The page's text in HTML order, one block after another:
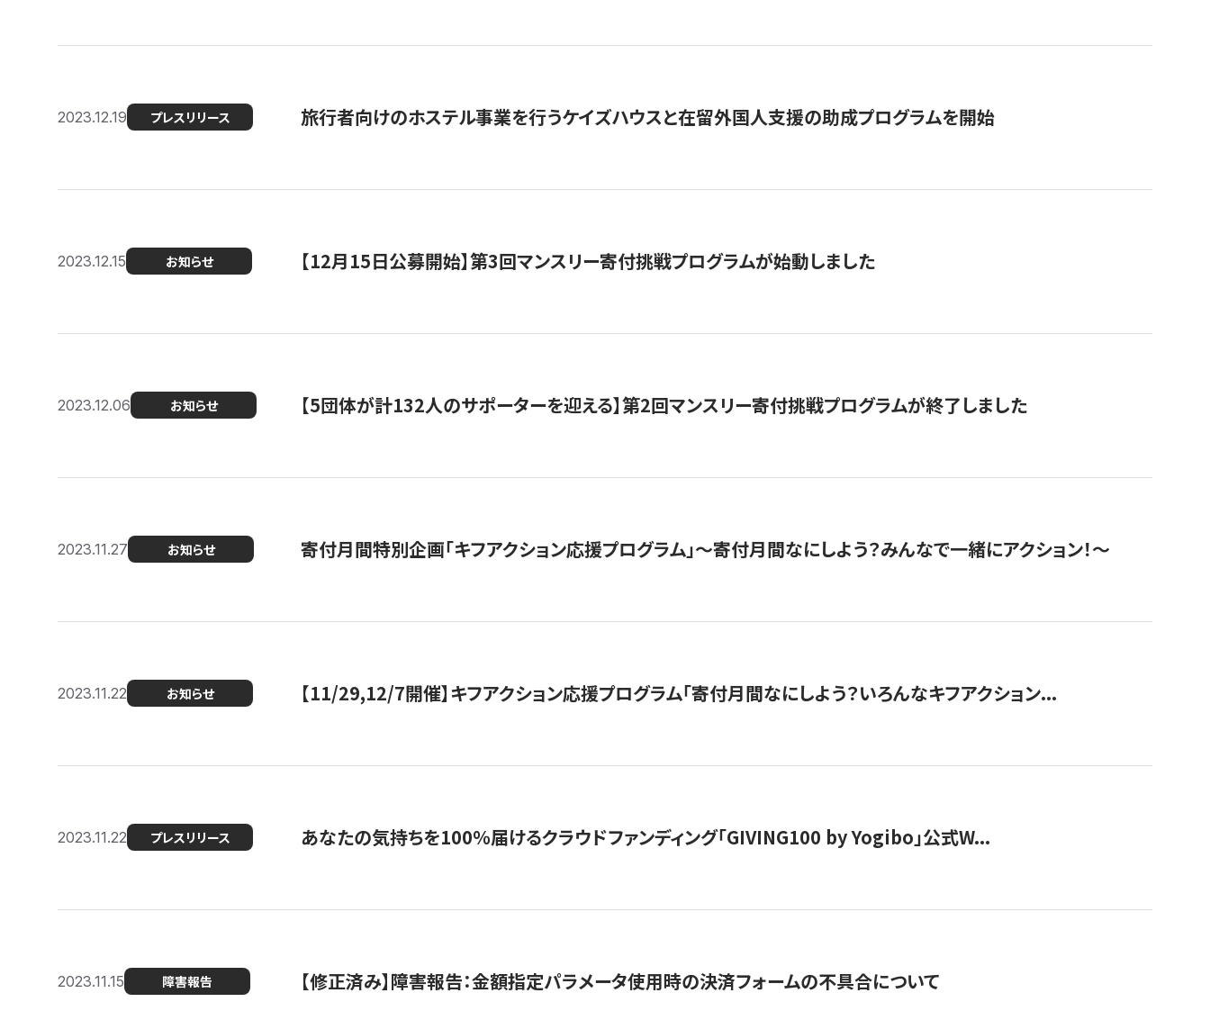
2023.12.19 プレスリリース 旅行者向けのホステル事業を行うケイズハウスと在留外国人支援の助成プログラムを開始
2023.12.15 お知らせ 【12月15日公募開始】第3回マンスリー寄付挑戦プログラムが始動しました
2023.12.06 お知らせ 【5団体が計132人のサポーターを迎える】第2回マンスリー寄付挑戦プログラムが終了しました
2023.11.27 お知らせ 寄付月間特別企画「キフアクション応援プログラム」〜寄付月間なにしよう？みんなで一緒にアクション！〜
2023.11.22 お知らせ 【11/29,12/7開催】キフアクション応援プログラム「寄付月間なにしよう？いろんなキフアクション...
2023.11.22 プレスリリース あなたの気持ちを100％届けるクラウドファンディング「GIVING100 by Yogibo」公式W...
2023.11.15 障害報告 【修正済み】障害報告：金額指定パラメータ使用時の決済フォームの不具合について